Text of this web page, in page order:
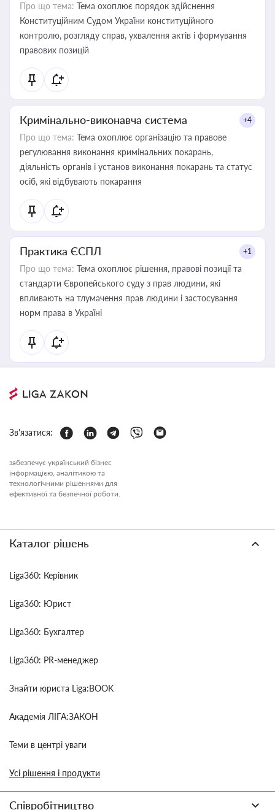
Про що тема: Тема охоплює порядок здійснення
Конституційним Судом України конституційного
контролю, розгляду справ, ухвалення актів і формування
правових позицій
Кримінально-виконавча система +4
Про що тема: Тема охоплює організацію та правове
регулювання виконання кримінальних покарань,
діяльність органів і установ виконання покарань та статус
осіб, які відбувають покарання
Практика ЄСПЛ +1
Про що тема: Тема охоплює рішення, правові позиції та
стандарти Європейського суду з прав людини, які
впливають на тлумачення прав людини і застосування
норм права в Україні
Зв'язатися:
забезпечує український бізнес
інформацією, аналітикою та
технологічними рішеннями для
ефективної та безпечної роботи.
Каталог рішень
Liga360: Керівник
Liga360: Юрист
Liga360: Бухгалтер
Liga360: PR-менеджер
Знайти юриста Liga:BOOK
Академія ЛІГА:ЗАКОН
Теми в центрі уваги
Усі рішення і продукти
Співробітництво